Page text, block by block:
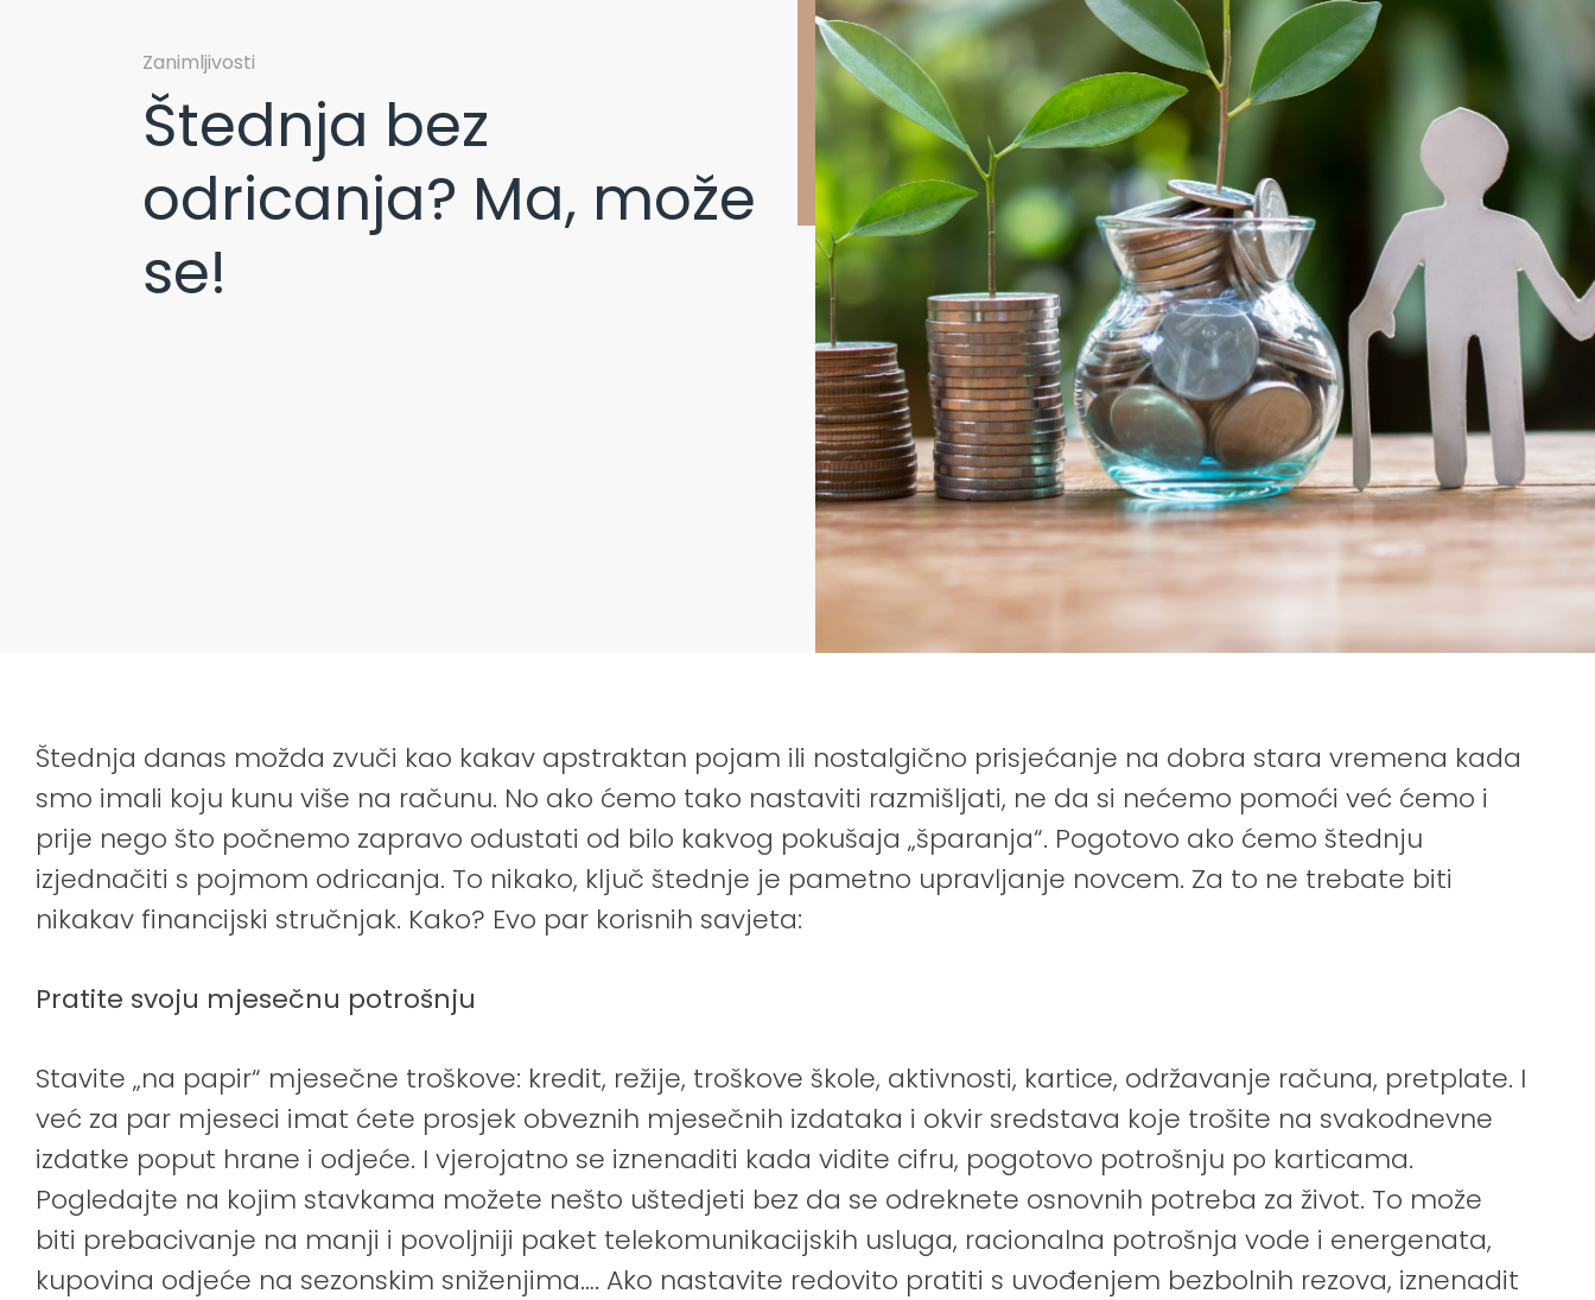
Zanimljivosti
Štednja bez
odricanja? Ma, može
se!
Štednja danas možda zvuči kao kakav apstraktan pojam ili nostalgično prisjećanje na dobra stara vremena kada
smo imali koju kunu više na računu. No ako ćemo tako nastaviti razmišljati, ne da si nećemo pomoći već ćemo i
prije nego što počnemo zapravo odustati od bilo kakvog pokušaja „šparanja“. Pogotovo ako ćemo štednju
izjednačiti s pojmom odricanja. To nikako, ključ štednje je pametno upravljanje novcem. Za to ne trebate biti
nikakav financijski stručnjak. Kako? Evo par korisnih savjeta:
Pratite svoju mjesečnu potrošnju
Stavite „na papir“ mjesečne troškove: kredit, režije, troškove škole, aktivnosti, kartice, održavanje računa, pretplate. I
već za par mjeseci imat ćete prosjek obveznih mjesečnih izdataka i okvir sredstava koje trošite na svakodnevne
izdatke poput hrane i odjeće. I vjerojatno se iznenaditi kada vidite cifru, pogotovo potrošnju po karticama.
Pogledajte na kojim stavkama možete nešto uštedjeti bez da se odreknete osnovnih potreba za život. To može
biti prebacivanje na manji i povoljniji paket telekomunikacijskih usluga, racionalna potrošnja vode i energenata,
kupovina odjeće na sezonskim sniženjima…. Ako nastavite redovito pratiti s uvođenjem bezbolnih rezova, iznenadit